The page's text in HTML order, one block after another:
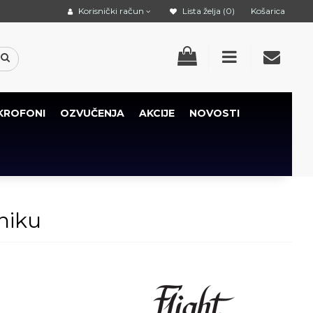
Korisnički račun Lista želja (0) Košarica
OZVUČENJA AKCIJE NOVOSTI